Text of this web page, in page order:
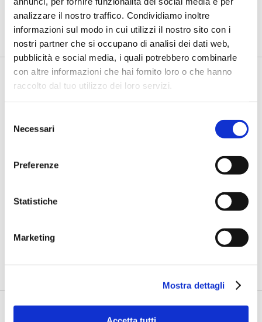
analizzare il nostro traffico. Condividiamo inoltre
informazioni sul modo in cui utilizzi il nostro sito con i
nostri partner che si occupano di analisi dei dati web,
pubblicità e social media, i quali potrebbero combinarle
con altre informazioni che hai fornito loro o che hanno
raccolto dal tuo utilizzo dei loro servizi.
delNecessari
Preferenze
Statistiche
Marketing
Mostra dettagli
di Flavio Padovan, Maddalena Libertini -Rendere i controlli di
secondo livello più strutturati, standardizzati e capaci di le...
Fracassi (Multiply Group): "L’AI va
progettata dentro i processi,
di Flavio Padovan, Maddalena Libertini -
I proof of concept
realizzati con l'AI funzionano. Spesso sorprendono per la